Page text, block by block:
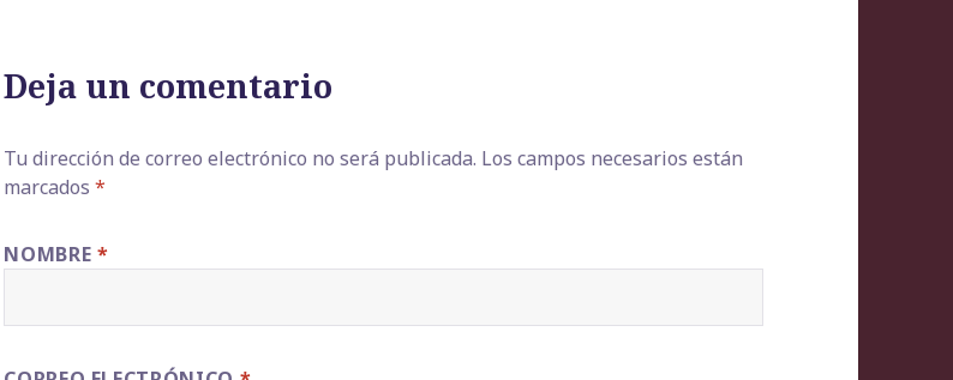
Deja un comentario
Tu dirección de correo electrónico no será publicada. Los campos necesarios están
marcados*
NOMBRE *